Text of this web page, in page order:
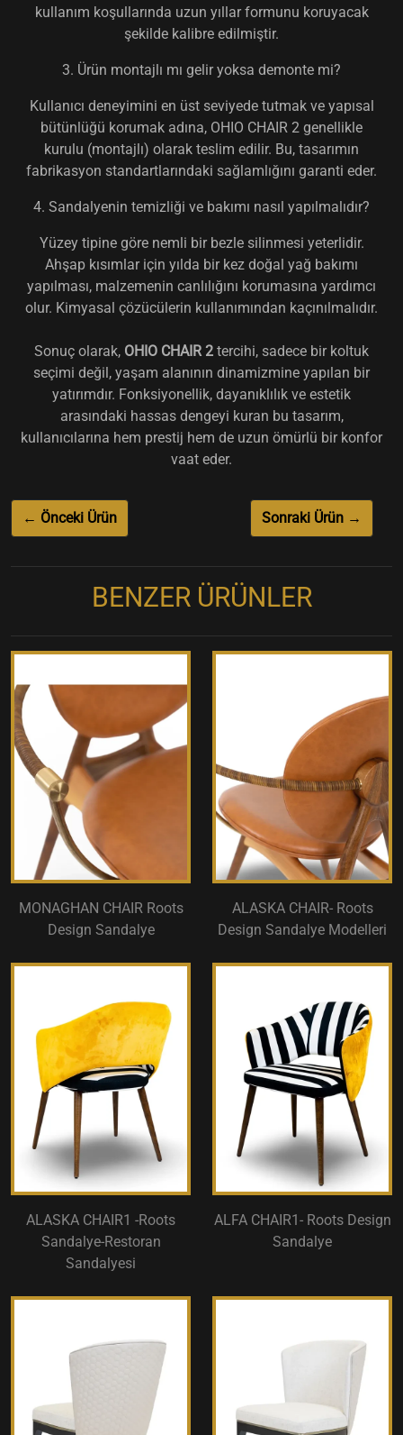
kullanım koşullarında uzun yıllar formunu koruyacak
şekilde kalibre edilmiştir.
3. Ürün montajlı mı gelir yoksa demonte mi?
Kullanıcı deneyimini en üst seviyede tutmak ve yapısal
bütünlüğü korumak adına, OHIO CHAIR 2 genellikle
kurulu (montajlı) olarak teslim edilir. Bu, tasarımın
fabrikasyon standartlarındaki sağlamlığını garanti eder.
4. Sandalyenin temizliği ve bakımı nasıl yapılmalıdır?
Yüzey tipine göre nemli bir bezle silinmesi yeterlidir.
Ahşap kısımlar için yılda bir kez doğal yağ bakımı
yapılması, malzemenin canlılığını korumasına yardımcı
olur. Kimyasal çözücülerin kullanımından kaçınılmalıdır.
Sonuç olarak, OHIO CHAIR 2 tercihi, sadece bir koltuk
seçimi değil, yaşam alanının dinamizmine yapılan bir
yatırımdır. Fonksiyonellik, dayanıklılık ve estetik
arasındaki hassas dengeyi kuran bu tasarım,
kullanıcılarına hem prestij hem de uzun ömürlü bir konfor
vaat eder.
← Önceki Ürün Sonraki Ürün →
BENZER ÜRÜNLER
MONAGHAN CHAIR Roots
Design Sandalye
ALASKA CHAIR- Roots
Design Sandalye Modelleri
ALASKA CHAIR1 -Roots
Sandalye-Restoran
Sandalyesi
ALFA CHAIR1- Roots Design
Sandalye